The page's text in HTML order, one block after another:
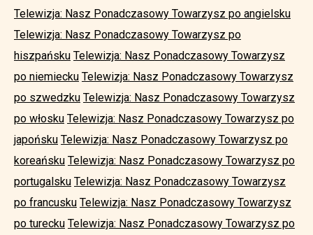
Telewizja: Nasz Ponadczasowy Towarzysz po angielsku
Telewizja: Nasz Ponadczasowy Towarzysz po
hiszpańsku Telewizja: Nasz Ponadczasowy Towarzysz
po niemiecku Telewizja: Nasz Ponadczasowy Towarzysz
po szwedzku Telewizja: Nasz Ponadczasowy Towarzysz
po włosku Telewizja: Nasz Ponadczasowy Towarzysz po
japońsku Telewizja: Nasz Ponadczasowy Towarzysz po
koreańsku Telewizja: Nasz Ponadczasowy Towarzysz po
portugalsku Telewizja: Nasz Ponadczasowy Towarzysz
po francusku Telewizja: Nasz Ponadczasowy Towarzysz
po turecku Telewizja: Nasz Ponadczasowy Towarzysz po